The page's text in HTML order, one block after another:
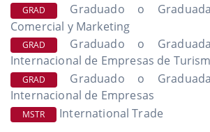
GRAD
Graduado o
Comercial y Marketing
GRAD
Graduado o
Internacional de Empresas de
GRAD
Graduado o
Internacional de Empresas
MSTR International Trade